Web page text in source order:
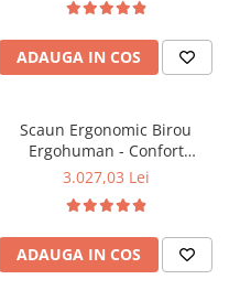
ADAUGA IN COS
Scaun Ergonomic Birou
Ergohuman - Confort
Premium, Reglaje Inteligente
Performanta la Birou
3.027,03 Lei
ADAUGA IN COS